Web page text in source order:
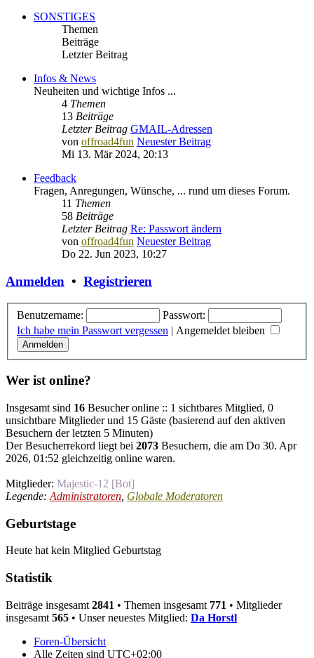
SONSTIGES
Themen
Beiträge
Letzter Beitrag
Infos & News
Neuheiten und wichtige Infos ...
4 Themen
13 Beiträge
Letzter Beitrag GMAIL-Adressen
von offroad4fun Neuester Beitrag
Mi 13. Mär 2024, 20:13
Feedback
Fragen, Anregungen, Wünsche, ... rund um dieses Forum.
11 Themen
58 Beiträge
Letzter Beitrag Re: Passwort ändern
von offroad4fun Neuester Beitrag
Do 22. Jun 2023, 10:27
Anmelden • Registrieren
Benutzername:
Passwort:
Ich habe mein Passwort vergessen | Angemeldet bleiben
Wer ist online?
Insgesamt sind 16 Besucher online :: 1 sichtbares Mitglied, 0
unsichtbare Mitglieder und 15 Gäste (basierend auf den aktiven
Besuchern der letzten 5 Minuten)
Der Besucherrekord liegt bei 2073 Besuchern, die am Do 30. Apr
2026, 01:52 gleichzeitig online waren.
Mitglieder: Majestic-12 [Bot]
Legende: Administratoren Globale Moderatoren
Geburtstage
Heute hat kein Mitglied Geburtstag
Statistik
Beiträge insgesamt 2841 • Themen insgesamt 771 • Mitglieder
insgesamt 565 • Unser neuestes Mitglied: Da Horstl
Foren-Übersicht
Alle Zeiten sind UTC+02:00